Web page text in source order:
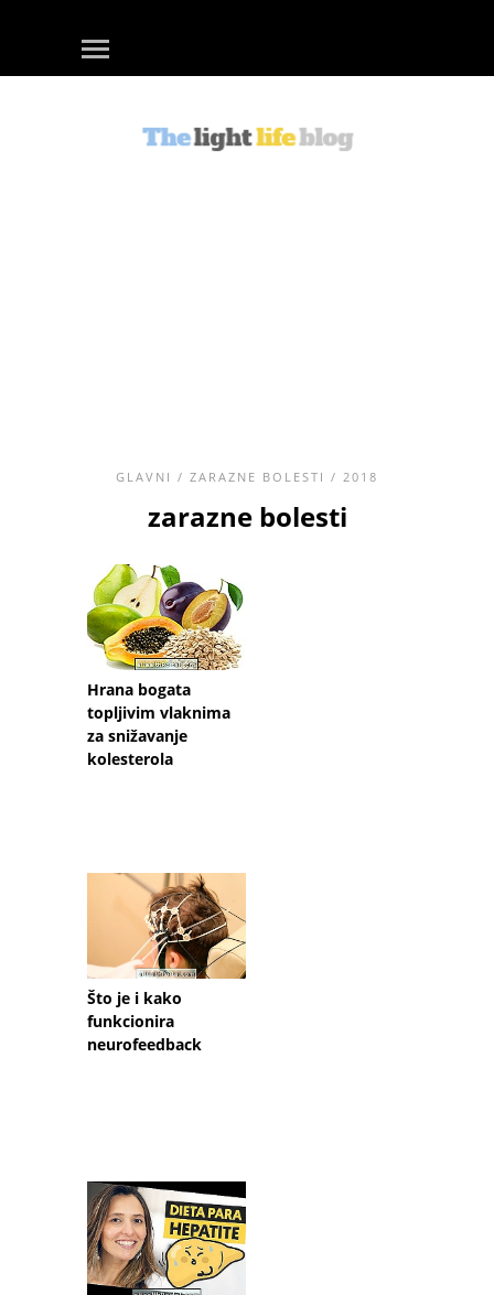
GLAVNI / ZARAZNE BOLESTI / 2018
zarazne bolesti
Hrana bogata
topljivim vlaknima
za snižavanje
kolesterola
Što je i kako
funkcionira
neurofeedback